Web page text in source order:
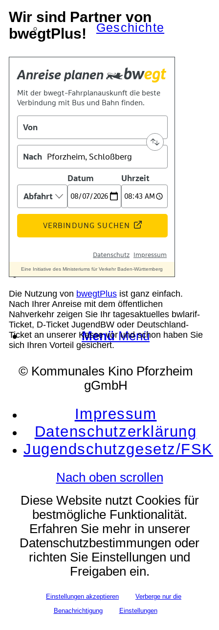
Geschichte
Technik
Standort
Verein
Suche
Menü Menü
Wir sind Partner von
bwegtPlus!
Die Nutzung von bwegtPlus ist ganz einfach.
Nach Ihrer Anreise mit dem öffentlichen
Nahverkehr zeigen Sie Ihr tagesaktuelles bwlarif-
Ticket, D-Ticket JugendBW oder Deutschland-
Ticket an unserer Kasse vor und schon haben Sie
sich Ihren Vorteil gesichert.
© Kommunales Kino Pforzheim
gGmbH
Impressum
Datenschutzerklärung
Jugendschutzgesetz/FSK
Nach oben scrollen
Diese Website nutzt Cookies für
bestmögliche Funktionalität.
Erfahren Sie mehr in unserer
Datenschutzbestimmungen oder
richten Sie Einstellungen und
Freigaben ein.
Einstellungen akzeptieren
Verberge nur die
Benachrichtigung
Einstellungen